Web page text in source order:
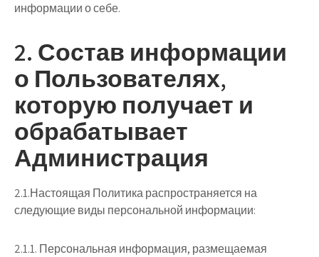
информации о себе.
2. Состав информации
о Пользователях,
которую получает и
обрабатывает
Администрация
2.1.Настоящая Политика распространяется на
следующие виды персональной информации:
2.1.1. Персональная информация, размещаемая